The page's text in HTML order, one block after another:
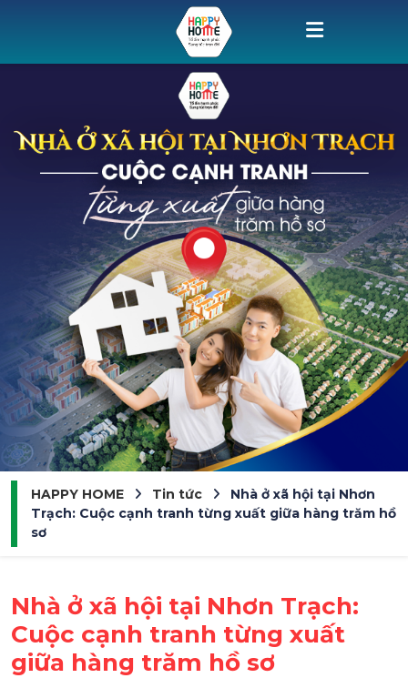
HAPPY HOME Tin tức
Nhà ở xã hội tại Nhơn
Trạch: Cuộc cạnh tranh từng xuất giữa hàng trăm hồ
sơ
Nhà ở xã hội tại Nhơn Trạch:
Cuộc cạnh tranh từng xuất
giữa hàng trăm hồ sơ